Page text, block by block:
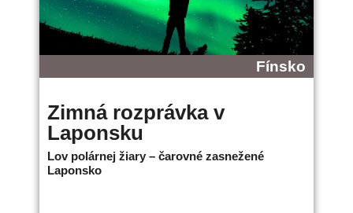
Fínsko
Zimná rozprávka v
Laponsku
Lov polárnej žiary – čarovné zasnežené
Laponsko